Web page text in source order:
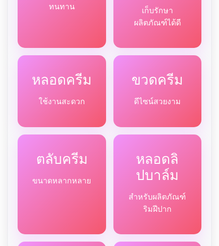
ทนทาน
เก็บรักษา
ผลิตภัณฑ์ได้ดี
หลอดครีม
ใช้งานสะดวก
ขวดครีม
ดีไซน์สวยงาม
ตลับครีม
ขนาดหลากหลาย
หลอดลิ
ปบาล์ม
สำหรับผลิตภัณฑ์
ริมฝีปาก